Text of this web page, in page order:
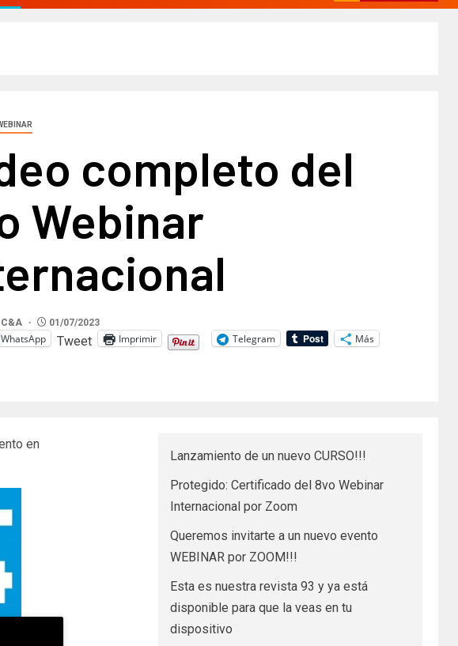
completo del
Webinar
01/07/2023
WhatsApp Tweet Imprimir Telegram Más
en
Lanzamiento de un nuevo CURSO!!!
Protegido: Certificado del 8vo Webinar
Internacional por Zoom
Queremos invitarte a un nuevo evento
WEBINAR por ZOOM!!!
Esta es nuestra revista 93 y ya está
disponible para que la veas en tu
dispositivo